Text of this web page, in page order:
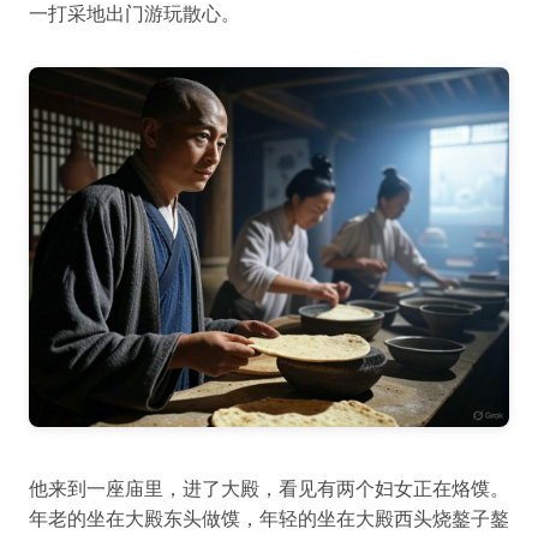
一打采地出门游玩散心。
他来到一座庙里，进了大殿，看见有两个妇女正在烙馍。
年老的坐在大殿东头做馍，年轻的坐在大殿西头烧鏊子鏊